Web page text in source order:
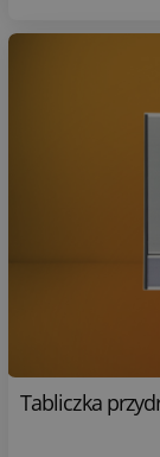
Tabliczka